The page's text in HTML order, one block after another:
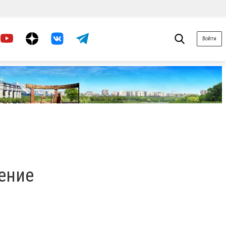
Войти